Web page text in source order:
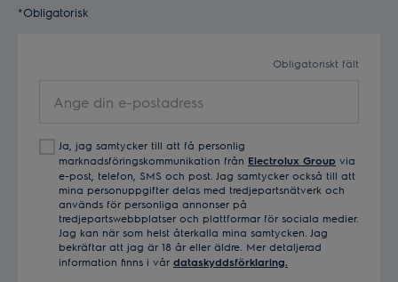
*Obligatorisk
Obligatoriskt fält
din
postadress
Ja, jag samtycker till att få personlig
marknadsföringskommunikation från Electrolux Group via
e-post, telefon, SMS och post. Jag samtycker också till att
mina personuppgifter delas med tredjepartsnätverk och
används för personliga annonser på
tredjepartswebbplatser och plattformar för sociala medier.
Jag kan när som helst återkalla mina samtycken. Jag
bekräftar att jag är 18 år eller äldre. Mer detaljerad
information finns i vår dataskyddsförklaring.